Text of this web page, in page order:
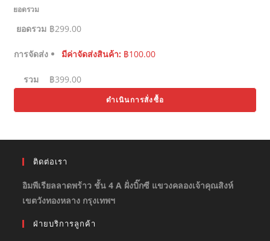
ยอดรวม
ยอดรวม ฿299.00
การจัดส่ง มีค่าจัดส่งสินค้า: ฿100.00
รวม ฿399.00
ดำเนินการสั่งซื้อ
ติดต่อเรา
อิมพีเรียลลาดพร้าว ชั้น 4 A ฝั่งบิ๊กซี แขวงคลองเจ้าคุณสิงห์
เขตวังทองหลาง กรุงเทพฯ
ฝ่ายบริการลูกค้า